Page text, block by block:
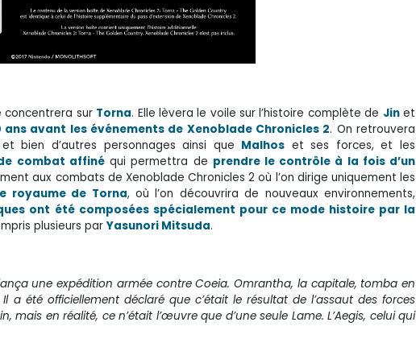
concentrera sur Torna. Elle lèvera le voile sur l’histoire complète de Jinet
avant les événements de Xenoblade Chronicles 2. On retrouvera
bien d’autres personnages ainsi que Malhos et ses forces, et les
combat affinéqui permettra de prendre le contrôle à la fois d’un
aux combats de Xenoblade Chronicles 2 où l’on dirige uniquement les
royaume de Torna, où l’on découvrira de nouveaux environnements,
ont été composées spécialement pour ce mode histoire par la
plusieurs par Yasunori Mitsuda.
lança une expédition armée contre Coeia. Omrantha, la capitale, tomba en
été officiellement déclaré que c’était le résultat de l’assaut des forces
mais en réalité, ce n’était l’œuvre que d’une seule Lame. L’Aegis, celui qui